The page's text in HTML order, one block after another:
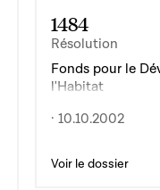
1484
Résolution
Fonds pour le
l'Habitat
· 10.10.2002
Voir le dossier